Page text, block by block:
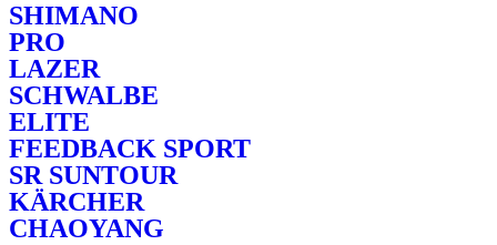
SHIMANO
PRO
LAZER
SCHWALBE
ELITE
FEEDBACK SPORT
SR SUNTOUR
KÄRCHER
CHAOYANG